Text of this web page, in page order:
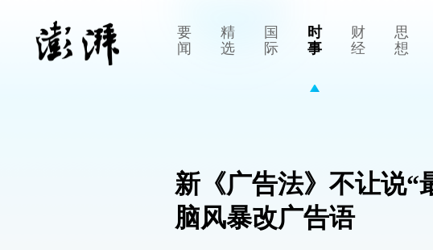
要
闻
精
选
国
际
时
事
财
经
思
想
新《广告法》不让说“
脑风暴改广告语